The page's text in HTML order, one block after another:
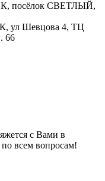
посёлок СВЕТЛЫЙ,
ул Шевцова 4, ТЦ
66
с Вами в
всем вопросам!